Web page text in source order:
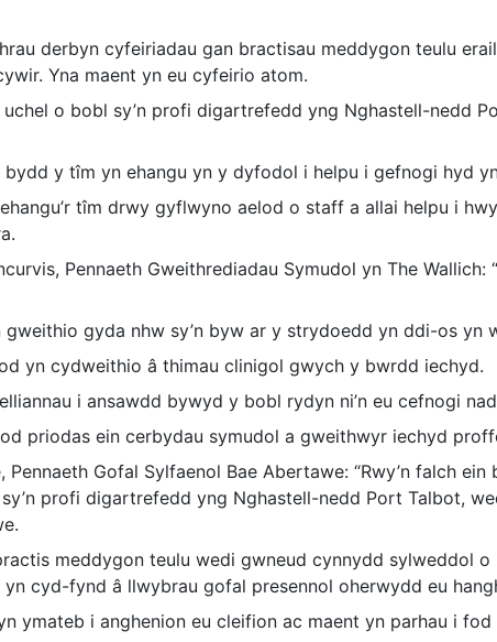
derbyn cyfeiriadau gan bractisau meddygon teulu
Yna maent yn eu cyfeirio atom.
o bobl sy’n profi digartrefedd yng Nghastell-nedd
y tîm yn ehangu yn y dyfodol i helpu i gefnogi hyd
tîm drwy gyflwyno aelod o staff a allai helpu i
Pennaeth Gweithrediadau Symudol yn The
gweithio gyda nhw sy’n byw ar y strydoedd yn ddi-os
yn cydweithio â thimau clinigol gwych y bwrdd iechyd.
i ansawdd bywyd y bobl rydyn ni’n eu cefnogi
priodas ein cerbydau symudol a gweithwyr iechyd
Pennaeth Gofal Sylfaenol Bae Abertawe: “Rwy’n falch
profi digartrefedd yng Nghastell-nedd Port Talbot,
meddygon teulu wedi gwneud cynnydd sylweddol
cyd-fynd â llwybrau gofal presennol oherwydd eu
ymateb i anghenion eu cleifion ac maent yn parhau i